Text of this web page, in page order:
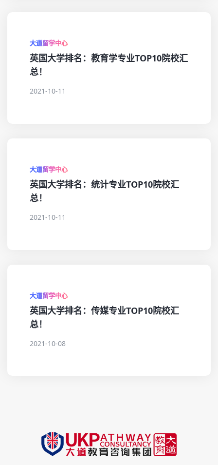
大道留学中心
英国大学排名：教育学专业TOP10院校汇
总！
2021-10-11
大道留学中心
英国大学排名：统计专业TOP10院校汇
总！
2021-10-11
大道留学中心
英国大学排名：传媒专业TOP10院校汇
总！
2021-10-08